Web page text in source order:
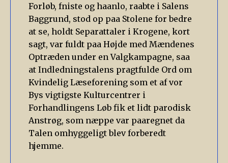
Forløb, fniste og haanlo, raabte i Salens
Baggrund, stod op paa Stolene for bedre
at se, holdt Separattaler i Krogene, kort
sagt, var fuldt paa Højde med Mændenes
Optræden under en Valgkampagne, saa
at Indledningstalens pragtfulde Ord om
Kvindelig Læseforening som et af vor
Bys vigtigste Kulturcentrer i
Forhandlingens Løb fik et lidt parodisk
Anstrøg, som næppe var paaregnet da
Talen omhyggeligt blev forberedt
hjemme.